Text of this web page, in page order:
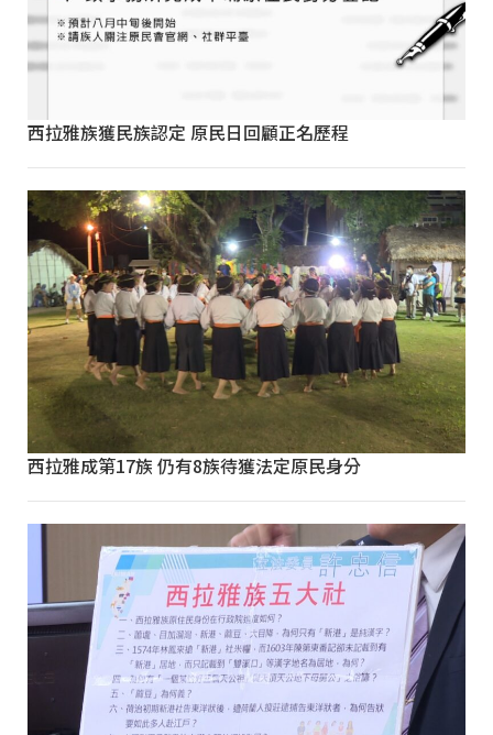
西拉雅族獲民族認定 原民日回顧正名歷程
西拉雅成第17族 仍有8族待獲法定原民身分